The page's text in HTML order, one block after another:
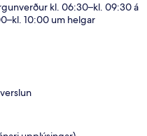
kl. 06:30–kl. 09:30 á
10:00 um helgar